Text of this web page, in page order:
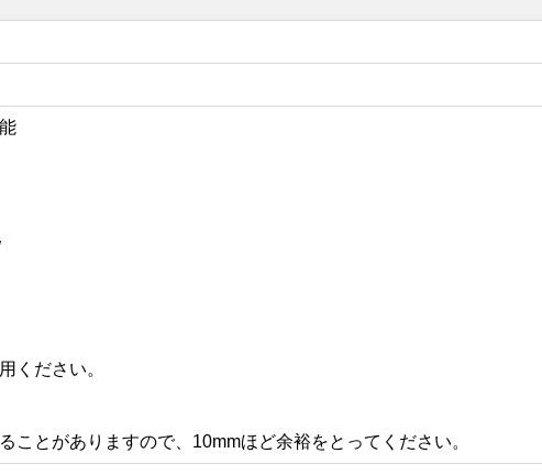
ください。
とがありますので、10mmほど余裕をとってください。